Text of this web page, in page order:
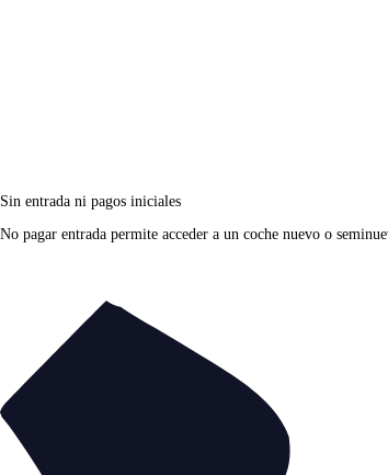
Sin entrada ni pagos iniciales
No pagar entrada permite acceder a un coche nuevo o